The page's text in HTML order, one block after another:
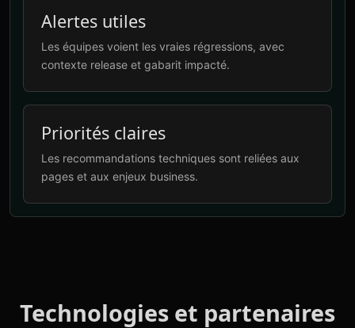
Alertes utiles
Les équipes voient les vraies régressions, avec
contexte release et gabarit impacté.
Priorités claires
Les recommandations techniques sont reliées aux
pages et aux enjeux business.
Technologies et partenaires